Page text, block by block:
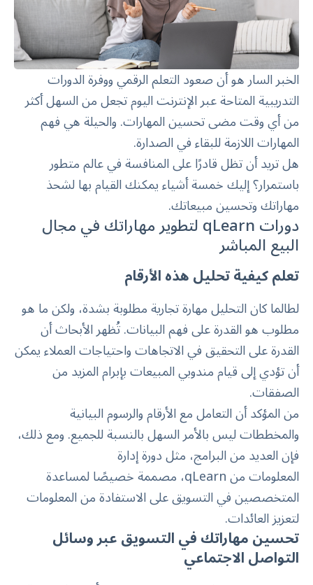
الخبر السار هو أن صعود التعلم الرقمي ووفرة الدورات
التدريبية المتاحة عبر الإنترنت اليوم تجعل من السهل أكثر
من أي وقت مضى تحسين المهارات. والحيلة هي فهم
المهارات اللازمة للبقاء في الصدارة.
هل تريد أن تظل قادرًا على المنافسة في عالم متطور
باستمرار؟ إليك خمسة أشياء يمكنك القيام بها لشحذ
مهاراتك وتحسين مبيعاتك.
دورات qLearn لتطوير مهاراتك في مجال
البيع المباشر
تعلم كيفية تحليل هذه الأرقام
لطالما كان التحليل مهارة تجارية مطلوبة بشدة، ولكن ما هو
مطلوب هو القدرة على فهم البيانات. تُظهر الأبحاث أن
القدرة على التحقيق في الاتجاهات واحتياجات العملاء يمكن
أن تؤدي إلى قيام مندوبي المبيعاتبإبرام المزيد من
الصفقات.
من المؤكد أن التعامل مع الأرقام والرسوم البيانية
والمخططات ليس بالأمر السهل بالنسبة للجميع. ومع ذلك،
فإن العديد من البرامج، مثل دورة إدارة
المعلومات من qLearn، مصممة خصيصًا لمساعدة
المتخصصين في التسويق على الاستفادة من المعلومات
لتعزيز العائدات.
تحسين مهاراتك في التسويق عبر وسائل
التواصل الاجتماعي